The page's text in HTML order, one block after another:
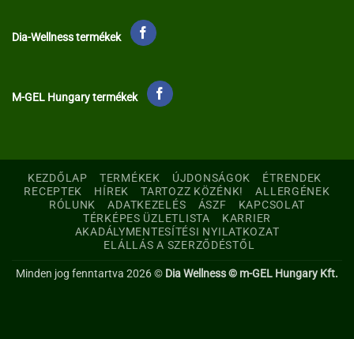
Dia-Wellness termékek
M-GEL Hungary termékek
KEZDŐLAP TERMÉKEK ÚJDONSÁGOK
ÉTRENDEK
RECEPTEK
HÍREK TARTOZZ KÖZÉNK!
ALLERGÉNEK
RÓLUNK
ADATKEZELÉS ÁSZF
KAPCSOLAT
TÉRKÉPES ÜZLETLISTA
KARRIER
AKADÁLYMENTESÍTÉSI NYILATKOZAT
ELÁLLÁS A SZERZŐDÉSTŐL
Minden jog fenntartva 2026 © Dia Wellness © m-GEL Hungary Kft.